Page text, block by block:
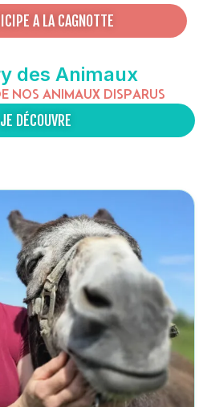
A LA CAGNOTTE
des Animaux
NOS ANIMAUX DISPARUS
JE DÉCOUVRE